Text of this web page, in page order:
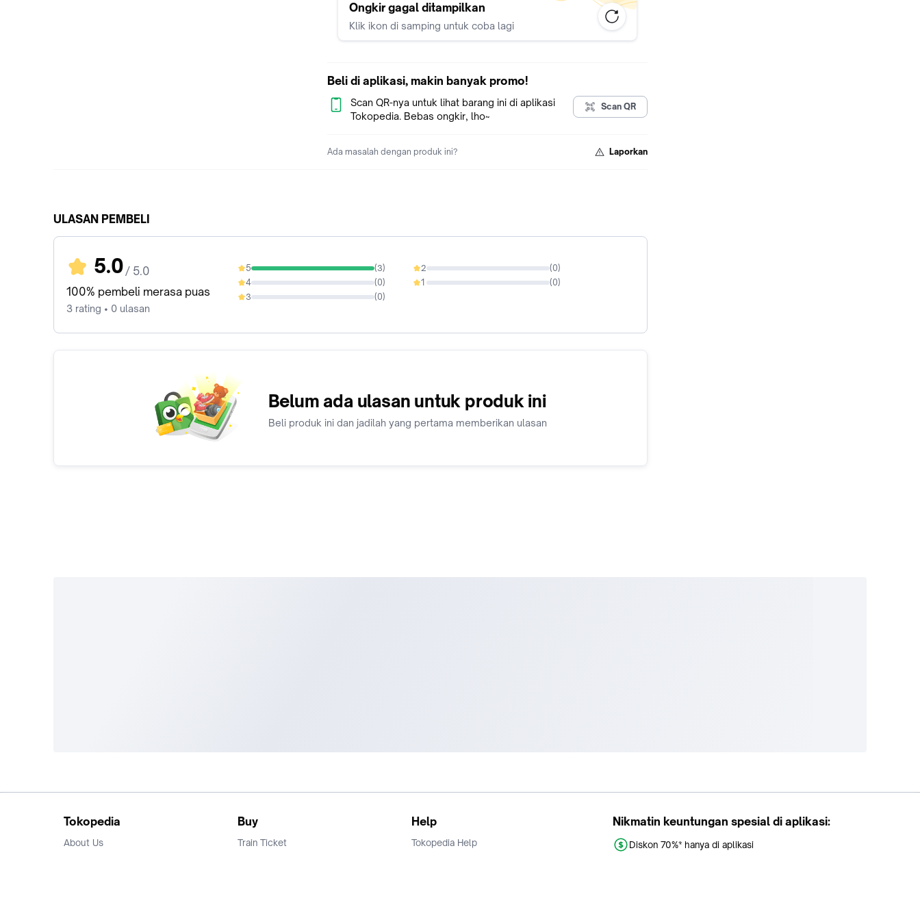
Petunjuk Perawatan
Bersihkan dengan sikat gigi yang diberi air sabun lalu diangin-
Ongkir gagal ditampilkan
Klik ikon di samping untuk coba lagi
Beli di aplikasi, makin banyak promo!
Scan QR-nya untuk lihat barang ini di aplikasi
Tokopedia. Bebas ongkir, lho~
Scan QR
Ada masalah dengan produk ini? Laporkan
ULASAN PEMBELI
5.0 / 5.0
100% pembeli merasa puas
3 rating • 0 ulasan
5 (3)
100%
4 (0)
0%
3 (0)
0%
2 (0)
0%
1 (0)
0%
Belum ada ulasan untuk produk ini
Beli produk ini dan jadilah yang pertama memberikan ulasan
Tokopedia
About Us
Buy
Train Ticket
Help
Tokopedia Help
Nikmatin keuntungan spesial di aplikasi:
Diskon 70%* hanya di aplikasi